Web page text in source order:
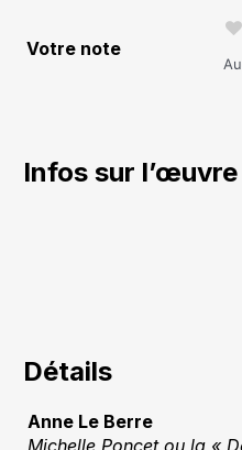
Votre note
Infos sur l’œuvre
Détails
Anne Le Berre
Michelle Poncet ou la «